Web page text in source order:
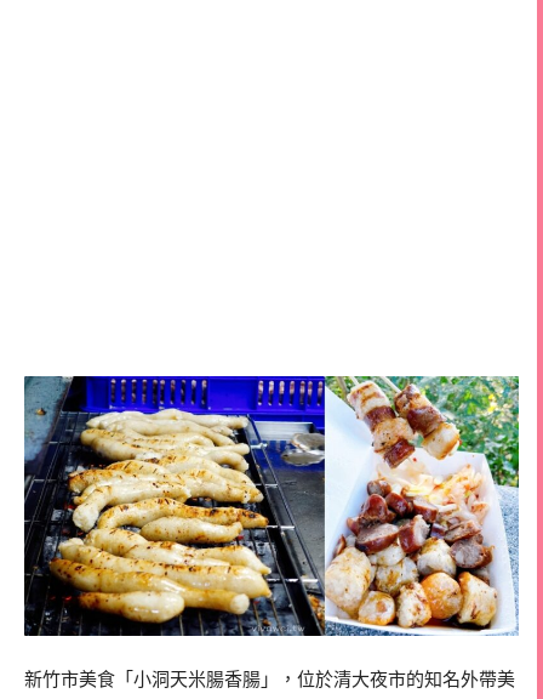
新竹市美食「小洞天米腸香腸」，位於清大夜市的知名外帶美